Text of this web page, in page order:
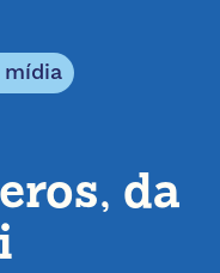
mídia
da